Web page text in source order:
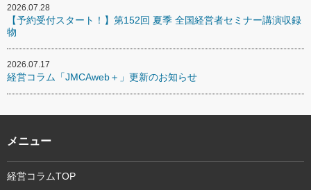
2026.07.28
【予約受付スタート！】第152回 夏季 全国経営者セミナー講演収録
物
2026.07.17
経営コラム「JMCAweb＋」更新のお知らせ
メニュー
経営コラムTOP